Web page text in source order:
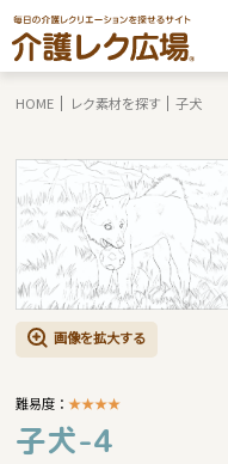
HOME レク素材を探す 子犬
画像を拡大する
難易度：★★★★
子犬-4